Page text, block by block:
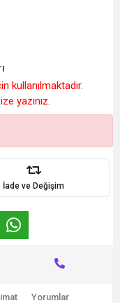
kullanılmaktadır.
yazınız.
İade ve Değişim
Yorumlar